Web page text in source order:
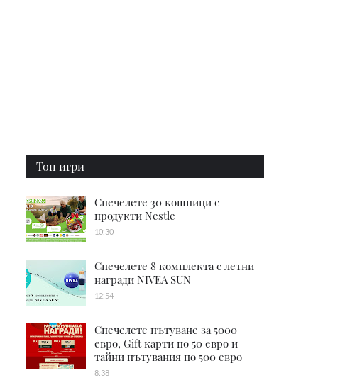
Топ игри
Спечелете 30 кошници с
продукти Nestle
10:30
Спечелете 8 комплекта с летни
награди NIVEA SUN
12:54
Спечелете пътуване за 5000
евро, Gift карти по 50 евро и
тайни пътувания по 500 евро
8:38